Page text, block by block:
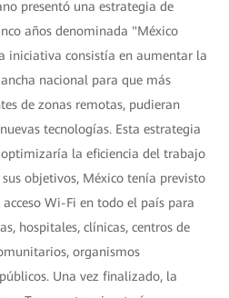
presentó una estrategia de
años denominada "México
iniciativa consistía en aumentar la
nacional para que más
de zonas remotas, pudieran
tecnologías. Esta estrategia
la eficiencia del trabajo
objetivos, México tenía previsto
Wi-Fi en todo el país para
hospitales, clínicas, centros de
organismos
Una vez finalizado, la